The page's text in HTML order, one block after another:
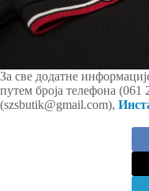
За све додатне
путем броја телефона (061
(szsbutik@gmail.com),